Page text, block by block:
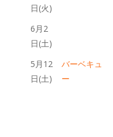
日(火)
6月2
日(土)
5月12
日(土)
バーベキュ
ー